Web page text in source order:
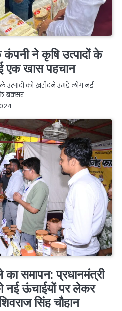
कंपनी ने कृषि उत्पादों के
एक खास पहचान
को खरीदने उमड़े लोग नई
के बक्सर…
का समापन: प्रधानमंत्री
ऊंचाईयों पर लेकर
सिंह चौहान